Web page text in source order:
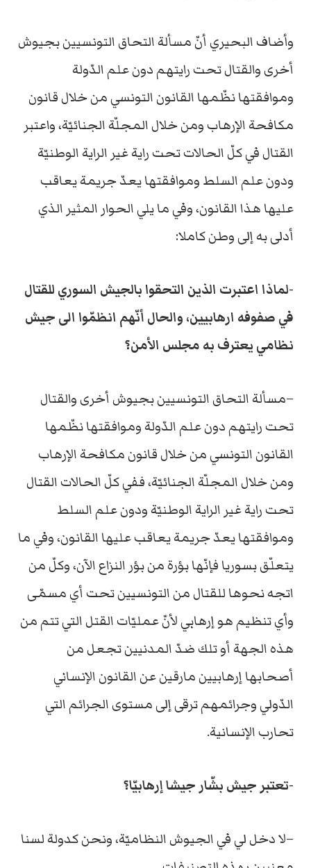
وأضاف البحيري أنّ مسألة التحاق التونسيين بجيوش
أخرى والقتال تحت رايتهم دون علم الدّولة
وموافقتها نظّمها القانون التونسي من خلال قانون
مكافحة الإرهاب ومن خلال المجلّة الجنائيّة، واعتبر
القتال في كلّ الحالات تحت راية غير الراية الوطنيّة
ودون علم السلط وموافقتها يعدّ جريمة يعاقب
عليها هذا القانون، وفي ما يلي الحوار المثير الذي
أدلى به إلى وطن كاملا:
-لماذا اعتبرت الذين التحقوا بالجيش السوري للقتال
في صفوفه ارهابيين، والحال أنّهم انظمّوا الى جيش
نظامي يعترف به مجلس الأمن؟
–مسألة التحاق التونسيين بجيوش أخرى والقتال
تحت رايتهم دون علم الدّولة وموافقتها نظّمها
القانون التونسي من خلال قانون مكافحة الإرهاب
ومن خلال المجلّة الجنائيّة، ففي كلّ الحالات القتال
تحت راية غير الراية الوطنيّة ودون علم السلط
وموافقتها يعدّ جريمة يعاقب عليها القانون، وفي ما
يتعلّق بسوريا فإنّها بؤرة من بؤر النزاع الآن، وكلّ من
اتجه نحوها للقتال من التونسيين تحت أي مسمّى
وأي تنظيم هو إرهابي لأنّ عمليّات القتل التي تتم من
هذه الجهة أو تلك ضدّ المدنيين تجعل من
أصحابها إرهابيين مارقين عن القانون الإنساني
الدّولي وجرائمهم ترقى إلى مستوى الجرائم التي
تحارب الإنسانية.
-تعتبر جيش بشّار جيشا إرهابيّا؟
–لا دخل لي في الجيوش النظاميّة، ونحن كدولة لسنا